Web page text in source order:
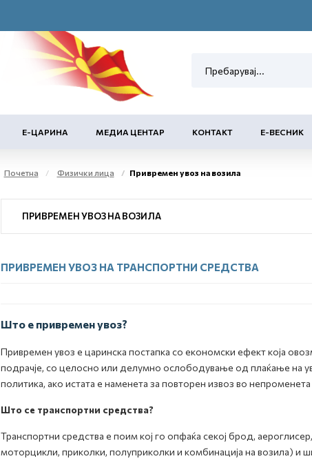
Е-ЦАРИНА МЕДИА ЦЕНТАР КОНТАКТ Е-ВЕСНИК
Почетна Физички лица Привремен увоз на возила
ПРИВРЕМЕН УВОЗ НА ВОЗИЛА
ПРИВРЕМЕН УВОЗ НА ТРАНСПОРТНИ СРЕДСТВА
Што е привремен увоз?
Привремен увоз е царинска постапка со економски ефект која
подрачје, со целосно или делумно ослободување од плаќање на
политика, ако истата е наменета за повторен извоз во непроменета
Што се транспортни средства?
Транспортни средства е поим кој го опфаќа секој брод,
моторцикли, приколки, полуприколки и комбинација на возила) и